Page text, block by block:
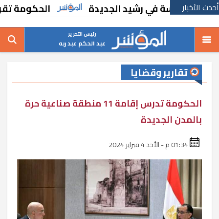
أحدث الأخبارفي رشيد الجديدة الحكومة تقر
رئيس التحرير
عبد الحكم عبد ربه
تقارير وقضايا
الحكومة تدرس إقامة 11 منطقة صناعية حرة
بالمدن الجديدة